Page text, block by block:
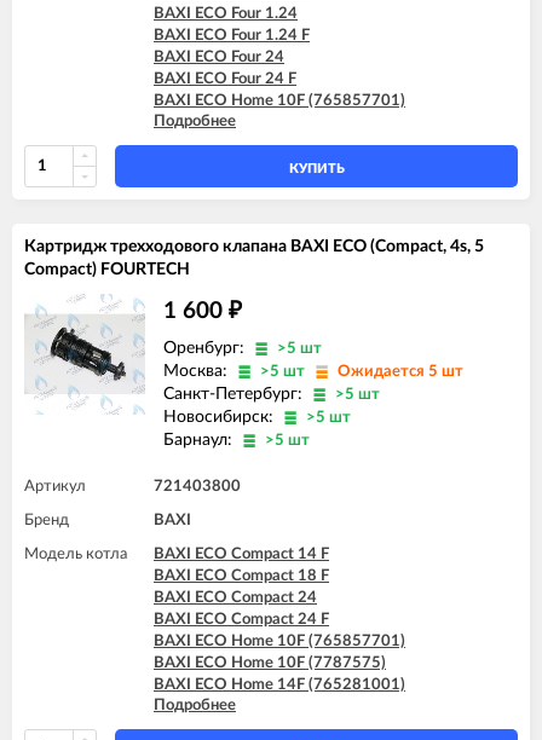
BAXI ECO Four 1.24
BAXI ECO Four 1.24 F
BAXI ECO Four 24
BAXI ECO Four 24 F
BAXI ECO Home 10F (765857701)
BAXI ECO Home 10F (7729462)
BAXI ECO Home 10F (7787575)
BAXI ECO Home 14F (765281001)
BAXI ECO Home 14F (7729463)
BAXI ECO Home 24F (7729464)
BAXI ECO Home 24F (7787577)
BAXI ECO-4s 1.24 F
BAXI ECO-4s 10 F
BAXI ECO-4s 18 F
BAXI ECO-4s 24
BAXI ECO-4s 24 F
BAXI FOURTECH 1.14
BAXI FOURTECH 1.14 F
BAXI FOURTECH 1.24
BAXI FOURTECH 24 (CSB)
BAXI FOURTECH 24 (CSR)
BAXI FOURTECH 24 F (CSR)
BAXI MAIN Four 18 F (серая панель)
BAXI MAIN Four 24
BAXI MAIN Four 240 F (белая панель)
Подробнее
КУПИТЬ
Картридж трехходового клапана BAXI ECO (Compact, 4s, 5
Compact) FOURTECH
1 600 ₽
Оренбург: >5 шт
Москва: >5 шт Ожидается 5 шт
Санкт-Петербург: >5 шт
Новосибирск: >5 шт
Барнаул: >5 шт
Артикул 721403800
Бренд BAXI
Модель котла
BAXI ECO Compact 14 F
BAXI ECO Compact 18 F
BAXI ECO Compact 24
BAXI ECO Compact 24 F
BAXI ECO Home 10F (765857701)
BAXI ECO Home 10F (7787575)
BAXI ECO Home 14F (765281001)
BAXI ECO Home 14F (7787576)
BAXI ECO Home 24F (765281101)
Подробнее